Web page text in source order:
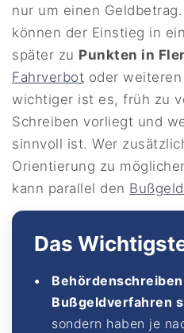
nur um einen
können der Einstieg in
später zu Punkten in
Fahrverbot oder
wichtiger ist es, früh zu
Schreiben vorliegt und
sinnvoll ist. Wer
Orientierung zu
kann parallel den
Das
Bußgeldverfahren
sondern haben je